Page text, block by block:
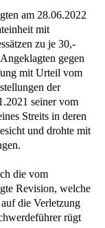
am 28.06.2022
mit
zu je 30,-
gegen
mit Urteil vom
der
seiner vom
Streits in deren
und drohte mit
die vom
Revision, welche
die Verletzung
rügt